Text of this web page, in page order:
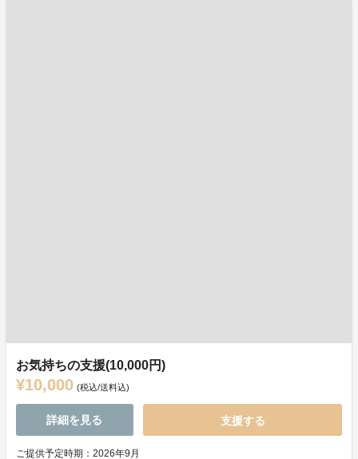
お気持ちの支援(10,000円)
¥10,000 (税込/送料込)
詳細を見る 支援する
ご提供予定時期：2026年9月